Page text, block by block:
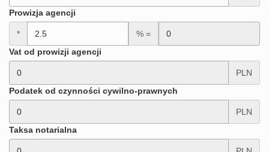
Prowizja agencji
*
% =
Vat od prowizji agencji
PLN
Podatek od czynności cywilno-prawnych
PLN
Taksa notarialna